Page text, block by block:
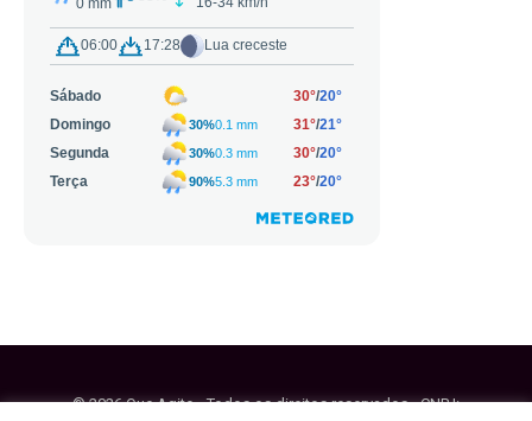
© 2026 Que Agito - Todos os direitos reservados - CNPJ: